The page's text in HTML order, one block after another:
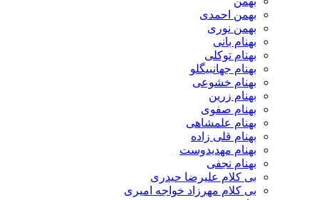
بهمن احمدی
بهمن نوری
بهنام بانی
بهنام توکلی
بهنام جهانبیگلو
بهنام خشوعی
بهنام زرین
بهنام صفوی
بهنام علمشاهی
بهنام قلی زاده
بهنام مهدیدوست
بهنام نجفی
بی کلام علیرضا حیدری
بی کلام مهرزاد خواجه امیری